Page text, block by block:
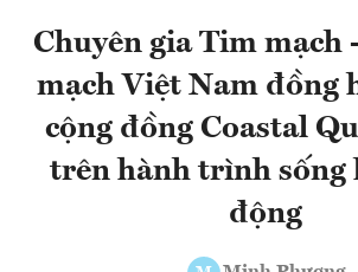
Chuyên gia Tim mạch
mạch Việt Nam đồng
cộng đồng Coastal
trên hành trình sống
động